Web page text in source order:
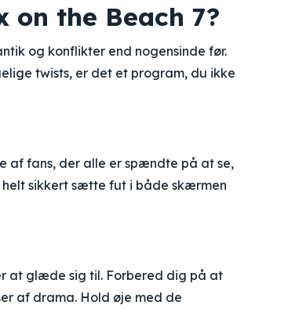
on the Beach 7?
og konflikter end nogensinde før.
twists, er det et program, du ikke
af fans, der alle er spændte på at se,
sikkert sætte fut i både skærmen
at glæde sig til. Forbered dig på at
af drama. Hold øje med de